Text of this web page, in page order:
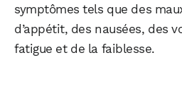
symptômes tels que des
d’appétit, des nausées, des
fatigue et de la faiblesse.